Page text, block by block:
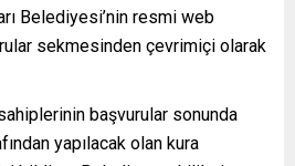
Belediyesi’nin resmi web
sekmesinden çevrimiçi olarak
başvurular sonunda
yapılacak olan kura